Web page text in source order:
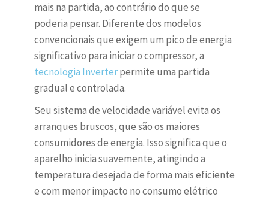
mais na partida, ao contrário do que se
poderia pensar. Diferente dos modelos
convencionais que exigem um pico de energia
significativo para iniciar o compressor, a
tecnologia Inverterpermite uma partida
gradual e controlada.
Seu sistema de velocidade variável evita os
arranques bruscos, que são os maiores
consumidores de energia. Isso significa que o
aparelho inicia suavemente, atingindo a
temperatura desejada de forma mais eficiente
e com menor impacto no consumo elétrico